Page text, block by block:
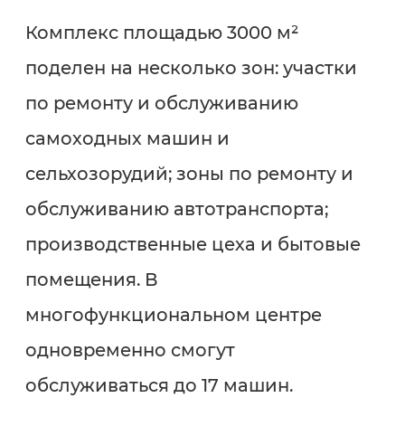
Комплекс площадью 3000 м²
поделен на несколько зон: участки
по ремонту и обслуживанию
самоходных машин и
сельхозорудий; зоны по ремонту и
обслуживанию автотранспорта;
производственные цеха и бытовые
помещения. В
многофункциональном центре
одновременно смогут
обслуживаться до 17 машин.